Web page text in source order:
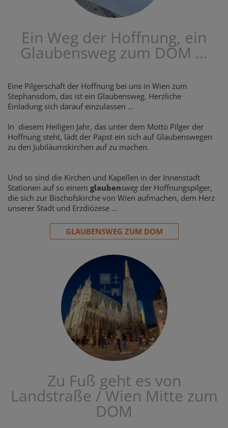
Ein Weg der Hoffnung, ein
Glaubensweg zum DOM ...
Eine Pilgerschaft der Hoffnung bei uns in Wien zum
Stephansdom, das ist ein Glaubensweg. Herzliche
Einladung sich darauf einzulassen ...
In diesem Heiligen Jahr, das unter dem Motto Pilger der
Hoffnung steht, lädt der Papst ein sich auf Glaubenswegen
zu den Jubiläumskirchen auf zu machen.
Und so sind die Kirchen und Kapellen in der Innenstadt
Stationen auf so einem glaubensweg der Hoffnungspilger,
die sich zur Bischofskirche von Wien aufmachen, dem Herz
unserer Stadt und Erzdiözese ...
GLAUBENSWEG ZUM DOM
Zu Fuß geht es von
Landstraße / Wien Mitte zum
DOM